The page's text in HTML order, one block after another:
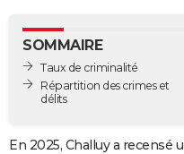
GUIDES D'ACHAT
BONS PLANS
SOMMAIRE
Taux de criminalité
Répartition des crimes et
délits
En 2025, Challuy a recensé